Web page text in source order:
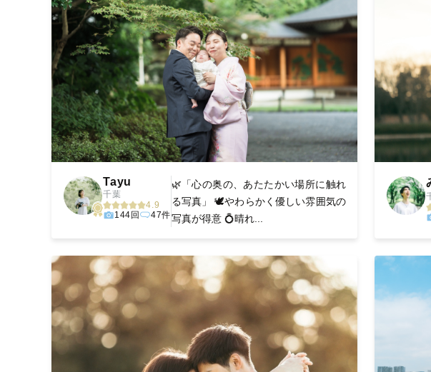
Tayu
千葉
4.9
144回
47件
🌿「心の奥の、あたたかい場所に触れ
る写真」 🕊️やわらかく優しい雰囲気の
写真が得意 💍晴れ...